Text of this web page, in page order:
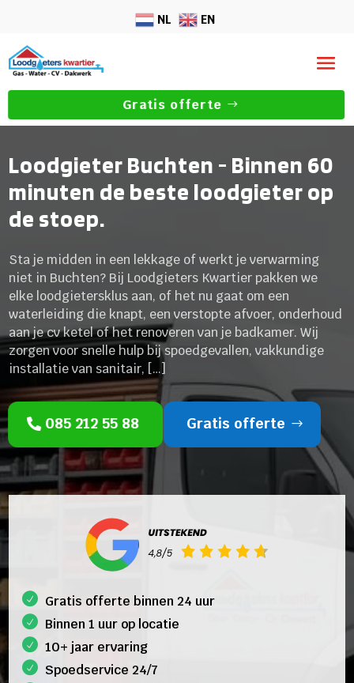
NL EN
Gratis offerte
Loodgieter Buchten - Binnen 60
minuten de beste loodgieter op
de stoep.
Sta je midden in een lekkage of werkt je verwarming
niet in Buchten? Bij Loodgieters Kwartier pakken we
elke loodgietersklus aan, of het nu gaat om een
waterleiding die knapt, een verstopte afvoer, onderhoud
aan je cv ketel of het renoveren van je badkamer. Wij
zorgen voor snelle hulp bij spoedgevallen, vakkundige
installatie van sanitair, […]
085 212 55 88 Gratis offerte
Gratis offerte binnen 24 uur
Binnen 1 uur op locatie
10+ jaar ervaring
Spoedservice 24/7